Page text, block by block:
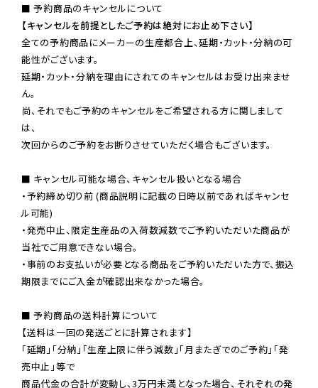
【キャンセルを前提としたご予約は絶対にお止め下さい】
全ての予約商品にメーカーの生産都合上、延期・カット・分納の可
能性がございます。
延期・カット・分納を理由にされてのキャンセルはお受け出来ませ
ん。
尚、それでもご予約のキャンセルをご希望される方に関しまして
は、
次回からのご予約をお断りさせていただく場合もございます。
■ キャンセル可能な場合、キャンセル扱いとなる場合
・予約締め切り前 (商品説明に記載の日時以前であればキャンセ
ル可能)
・発売中止、限定生産品の入荷数減数でご予約いただいた商品が
当社でご用意できない場合。
・事前のお支払いが必要となる商品をご予約いただいた方で、振込
期限までにご入金が確認出来なかった場合。
■ 予約商品の送料計算について
【送料は一回の発送ごとに計算されます】
「延期」「分納」「生産上限に伴う減数」「月またぎでのご予約」「発
売中止」等で
商品代金の合計が変動し、3万円未満となった場合、それぞれの発